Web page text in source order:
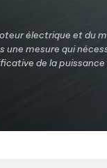
électrique et du
mesure qui
de la puissance